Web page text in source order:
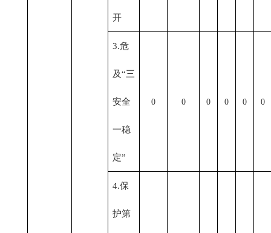
开
3.危
及“三
安全
一稳
定”
0 0 0 0 0 0
4.保
护第